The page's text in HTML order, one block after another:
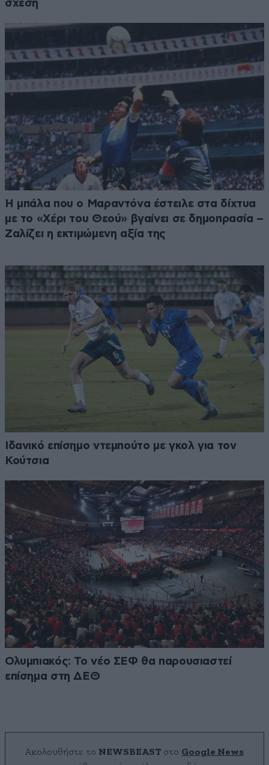
σχέση
Η μπάλα που ο Μαραντόνα έστειλε στα δίχτυα
με το «Χέρι του Θεού» βγαίνει σε δημοπρασία –
Ζαλίζει η εκτιμώμενη αξία της
Ιδανικό επίσημο ντεμπούτο με γκολ για τον
Κούτσια
Ολυμπιακός: Το νέο ΣΕΦ θα παρουσιαστεί
επίσημα στη ΔΕΘ
Ακολουθήστε το NEWSBEAST στο Google News